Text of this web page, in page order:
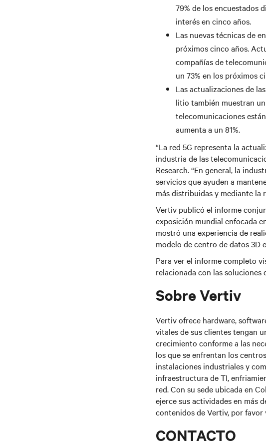
79% de los encuestados
interés en cinco años.
Las nuevas técnicas de
próximos cinco años.
compañías de
un 73% en los próximos
Las actualizaciones de
litio también muestran
telecomunicaciones
aumenta a un 81%.
“La red 5G representa la
industria de las
Research. “En general, la
servicios que ayuden a
más distribuidas y mediante la
Vertiv publicó el informe
exposición mundial enfocada
mostró una experiencia de
modelo de centro de datos 3D
Para ver el informe completo
relacionada con las
Sobre Vertiv
Vertiv ofrece hardware,
vitales de sus clientes tengan
crecimiento conforme a las
los que se enfrentan los
instalaciones industriales y
infraestructura de TI,
red. Con su sede ubicada en
ejerce sus actividades en más
contenidos de Vertiv, por favor
CONTACTO